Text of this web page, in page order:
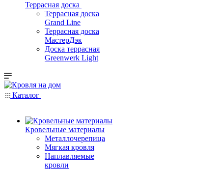
Террасная доска
Террасная доска
Grand Line
Террасная доска
МастерДэк
Доска террасная
Greenwerk Light
Каталог
Кровельные материалы
Металлочерепица
Мягкая кровля
Наплавляемые
кровли